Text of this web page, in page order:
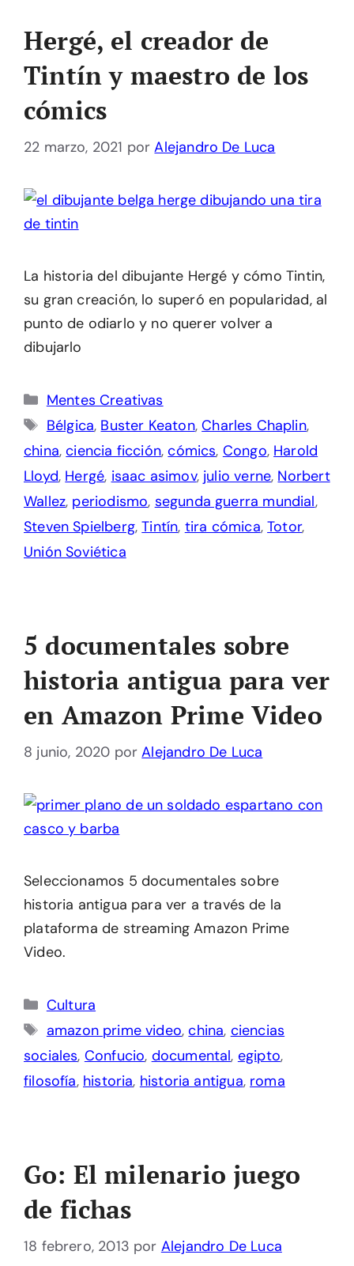
Hergé, el creador de
Tintín y maestro de los
cómics
22 marzo, 2021 porAlejandro De Luca
La historia del dibujante Hergé y cómo Tintin,
su gran creación, lo superó en popularidad, al
punto de odiarlo y no querer volver a
dibujarlo
Categorías
Mentes Creativas
Etiquetas
Bélgica, Buster Keaton,Charles Chaplin,
china,ciencia ficción,cómics, Congo, Harold
Lloyd, Hergé, isaac asimov, julio verne, Norbert
Wallez, periodismo, segunda guerra mundial,
Steven Spielberg,Tintín, tira cómica,Totor,
Unión Soviética
5 documentales sobre
historia antigua para ver
en Amazon Prime Video
8 junio, 2020 porAlejandro De Luca
Seleccionamos 5 documentales sobre
historia antigua para ver a través de la
plataforma de streaming Amazon Prime
Video.
Categorías
Cultura
Etiquetas
amazon prime video,china, ciencias
sociales, Confucio, documental, egipto,
filosofía, historia, historia antigua, roma
Go: El milenario juego
de fichas
18 febrero, 2013 por Alejandro De Luca